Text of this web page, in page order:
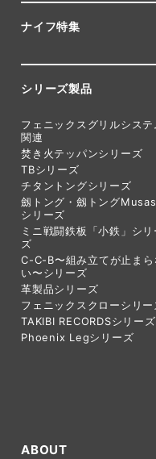
ナイフ特集
シリーズ製品
フェニックスグリルシステ
関連
焚き火テッパンシリーズ
TBシリーズ
チタントングシリーズ
劔トング・劔トング
シリーズ
ミニ戦闘鉄板「小鉄」シリ
ズ
C-C-B〜組み立てが止まら
い〜シリーズ
革製品シリーズ
フェニックスクローシリー
TAKIBI RECORDSシリーズ
Phoenix Legシリーズ
ABOUT